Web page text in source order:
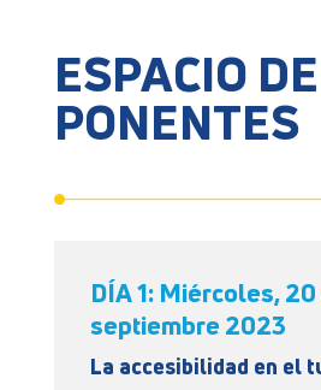
ESPACIO DE
PONENTES
DÍA 1: Miércoles, 20
septiembre 2023
La accesibilidad en el